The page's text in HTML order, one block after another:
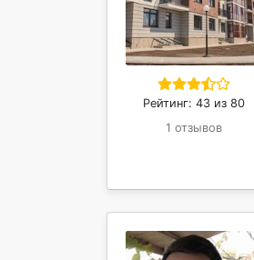
Рейтинг: 43 из 80
1 отзывов